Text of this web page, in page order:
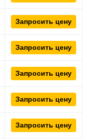
Запросить цену
Запросить цену
Запросить цену
Запросить цену
Запросить цену